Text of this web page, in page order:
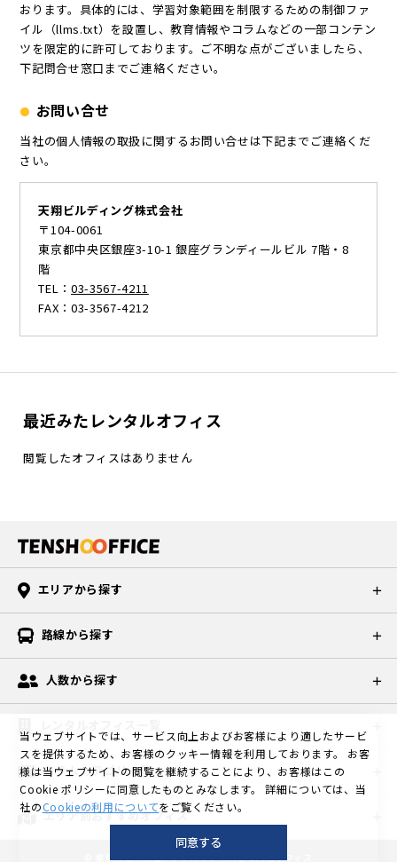
おります。具体的には、学習対象範囲を制限するための制御ファ
イル（llms.txt）を設置し、教育情報やコラムなどの⼀部コンテン
ツを限定的に許可しております。ご不明な点がございましたら、
下記問合せ窓⼝までご連絡ください。
お問い合せ
当社の個人情報の取扱に関するお問い合せは下記までご連絡くだ
さい。
天翔ビルディング株式会社
〒104-0061
東京都中央区銀座3-10-1 銀座グランディールビル 7階・8
階
TEL：03-3567-4211
FAX：03-3567-4212
最近みたレンタルオフィス
閲覧したオフィスはありません
エリアから探す
路線から探す
人数から探す
コラムカテゴリ一覧
エリア別おすすめオフィス
当ウェブサイトでは、サービス向上およびお客様により適したサービ
スを提供するため、お客様のクッキー情報を利用しております。
お客
様は当ウェブサイトの閲覧を継続することにより、お客様はこの
Cookie ポリシーに同意したものとみなします。
詳細については、当
社のCookieの利用についてをご覧ください。
同意する